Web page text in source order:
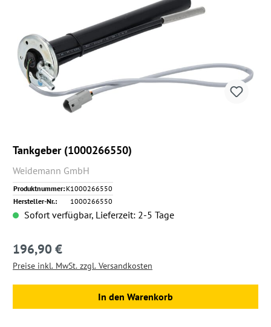
Tankgeber (1000266550)
Weidemann GmbH
Produktnummer: K1000266550
Hersteller-Nr.:
1000266550
Sofort verfügbar, Lieferzeit: 2-5 Tage
Regulärer Preis:
196,90 €
Preise inkl. MwSt. zzgl. Versandkosten
In den Warenkorb